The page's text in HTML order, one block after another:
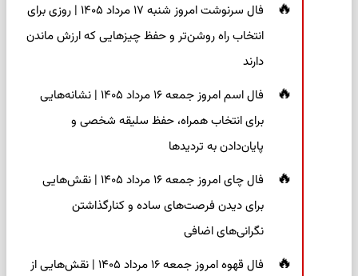
فال سرنوشت امروز شنبه ۱۷ مرداد ۱۴۰۵ | روزی برای
انتخاب راه روشن‌تر و حفظ چیزهایی که ارزش ماندن
دارند
فال اسم امروز جمعه ۱۶ مرداد ۱۴۰۵ | نشانه‌هایی
برای انتخاب همراه، حفظ سلیقه شخصی و
پایان‌دادن به تردیدها
فال چای امروز جمعه ۱۶ مرداد ۱۴۰۵ | نقش‌هایی
برای دیدن فرصت‌های ساده و کنارگذاشتن
نگرانی‌های اضافی
فال قهوه امروز جمعه ۱۶ مرداد ۱۴۰۵ | نقش‌هایی از